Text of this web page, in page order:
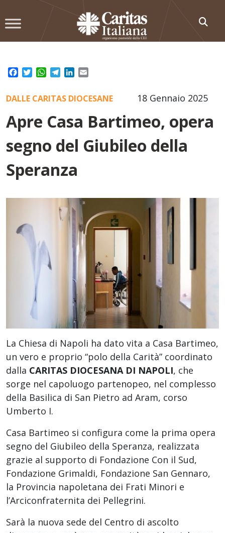
to
Facebook
TwitterWhatsApp
TelegramLinkedIn
18 Gennaio 2025
DALLE CARITAS DIOCESANE
Apre Casa Bartimeo, opera
segno del Giubileo della
Speranza
La Chiesa di Napoli ha dato vita a Casa Bartimeo,
un vero e proprio “polo della Carità” coordinato
dalla CARITAS DIOCESANA DI NAPOLI, che
sorge nel capoluogo partenopeo, nel complesso
della Basilica di San Pietro ad Aram, corso
Umberto I.
Casa Bartimeo si configura come la prima opera
segno del Giubileo della Speranza, realizzata
grazie al supporto di Fondazione Con il Sud,
Fondazione Grimaldi, Fondazione San Gennaro,
la Provincia napoletana dei Frati Minori e
l’Arciconfraternita dei Pellegrini.
Sarà la nuova sede del Centro di ascolto